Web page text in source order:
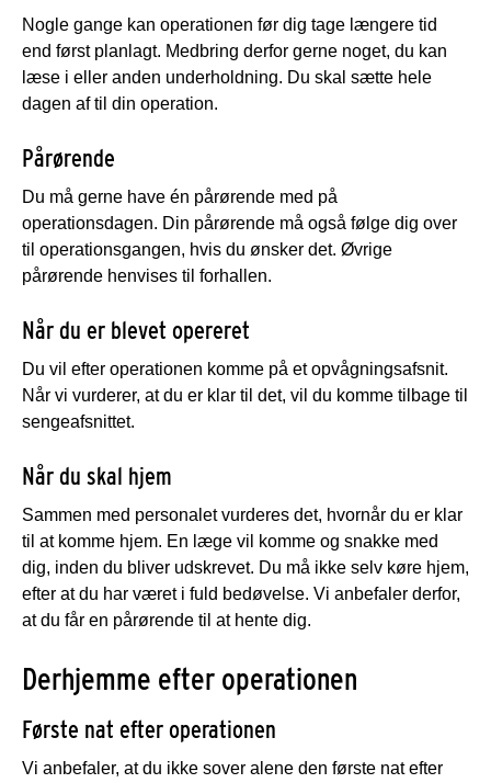
Nogle gange kan operationen før dig tage længere tid
end først planlagt. Medbring derfor gerne noget, du kan
læse i eller anden underholdning. Du skal sætte hele
dagen af til din operation.
Pårørende
Du må gerne have én pårørende med på
operationsdagen. Din pårørende må også følge dig over
til operationsgangen, hvis du ønsker det. Øvrige
pårørende henvises til forhallen.
Når du er blevet opereret
Du vil efter operationen komme på et opvågningsafsnit.
Når vi vurderer, at du er klar til det, vil du komme tilbage til
sengeafsnittet.
Når du skal hjem
Sammen med personalet vurderes det, hvornår du er klar
til at komme hjem. En læge vil komme og snakke med
dig, inden du bliver udskrevet. Du må ikke selv køre hjem,
efter at du har været i fuld bedøvelse. Vi anbefaler derfor,
at du får en pårørende til at hente dig.
Derhjemme efter operationen
Første nat efter operationen
Vi anbefaler, at du ikke sover alene den første nat efter